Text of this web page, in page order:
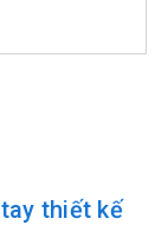
thiết kế